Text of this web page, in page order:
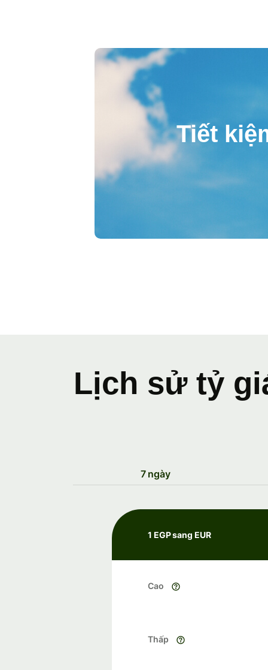
Tiết
Lịch sử tỷ
7 ngày
1 EGP sang EUR
Cao
Thấp